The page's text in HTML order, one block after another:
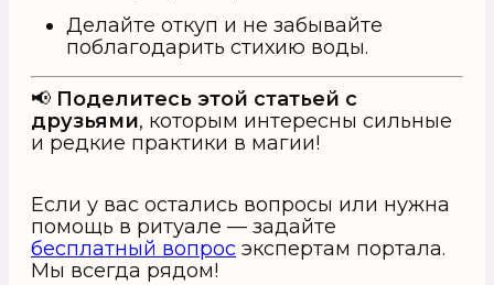
Делайте откуп и не забывайте
поблагодарить стихию воды.
📢 Поделитесь этой статьей с
друзьями, которым интересны сильные
и редкие практики в магии!
Если у вас остались вопросы или нужна
помощь в ритуале — задайте
бесплатный вопрос экспертам портала.
Мы всегда рядом!